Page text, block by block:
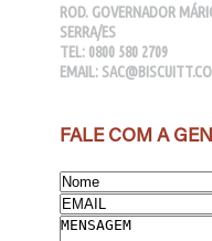
ROD. GOVERNADOR
SERRA/ES
TEL: 0800 580 2709
EMAIL:
FALE COM A